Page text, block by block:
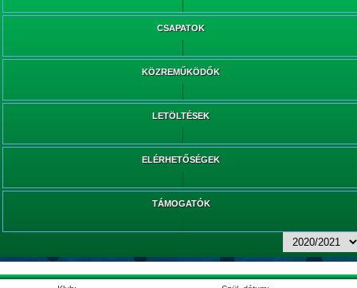
CSAPATOK
KÖZREMŰKÖDŐK
LETÖLTÉSEK
ELÉRHETŐSÉGEK
TÁMOGATÓK